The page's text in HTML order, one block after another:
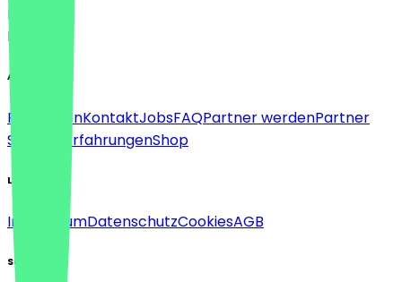
Deutsch
English
About
Für FirmenKontaktJobsFAQPartner werdenPartner
Support
ErfahrungenShop
Legal
ImpressumDatenschutzCookiesAGB
Social